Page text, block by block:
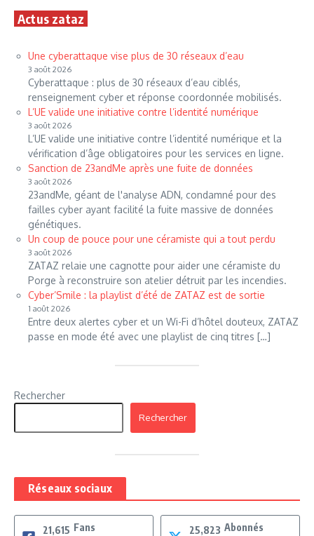
Actus zataz
Une cyberattaque vise plus de 30 réseaux d’eau
3 août 2026
Cyberattaque : plus de 30 réseaux d’eau ciblés,
renseignement cyber et réponse coordonnée mobilisés.
L’UE valide une initiative contre l’identité numérique
3 août 2026
L’UE valide une initiative contre l’identité numérique et la
vérification d’âge obligatoires pour les services en ligne.
Sanction de 23andMe après une fuite de données
3 août 2026
23andMe, géant de l'analyse ADN, condamné pour des
failles cyber ayant facilité la fuite massive de données
génétiques.
Un coup de pouce pour une céramiste qui a tout perdu
3 août 2026
ZATAZ relaie une cagnotte pour aider une céramiste du
Porge à reconstruire son atelier détruit par les incendies.
Cyber’Smile : la playlist d’été de ZATAZ est de sortie
1 août 2026
Entre deux alertes cyber et un Wi-Fi d’hôtel douteux, ZATAZ
passe en mode été avec une playlist de cinq titres […]
Rechercher
Rechercher
Réseaux sociaux
21,615 Fans
25,823 Abonnés